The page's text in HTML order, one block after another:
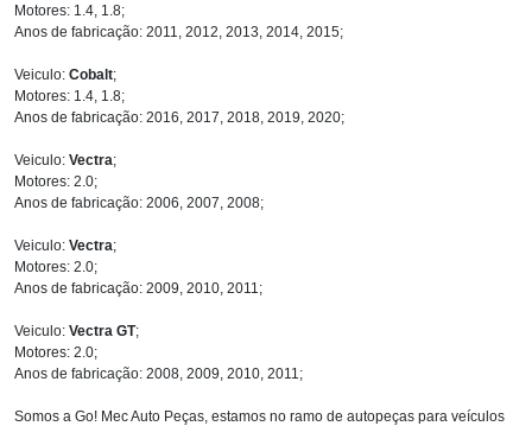
Motores: 1.4, 1.8;
Anos de fabricação: 2011, 2012, 2013, 2014, 2015;
Veiculo: Cobalt;
Motores: 1.4, 1.8;
Anos de fabricação: 2016, 2017, 2018, 2019, 2020;
Veiculo: Vectra;
Motores: 2.0;
Anos de fabricação: 2006, 2007, 2008;
Veiculo: Vectra;
Motores: 2.0;
Anos de fabricação: 2009, 2010, 2011;
Veiculo: Vectra GT;
Motores: 2.0;
Anos de fabricação: 2008, 2009, 2010, 2011;
Somos a Go! Mec Auto Peças, estamos no ramo de autopeças para veículos